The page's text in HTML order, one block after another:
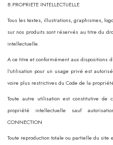
8.PROPRIETE INTELLECTUELLE
Tous les textes, illustrations, graphismes,
sur nos produits sont réservés au titre du
intellectuelle.
A ce titre et conformément aux dispositions
l'utilisation pour un usage privé est
voire plus restrictives du Code de la
Toute autre utilisation est constitutive de
propriété intellectuelle sauf
CONNECTION
Toute reproduction totale ou partielle du site